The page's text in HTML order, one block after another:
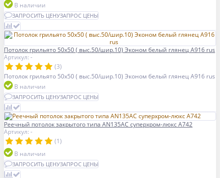
В наличии
ЗАПРОСИТЬ ЦЕНУЗАПРОС ЦЕНЫ
Потолок грильято 50х50 ( выс.50/шир.10) Эконом белый глянец А916 rus
Артикул: -
(3)
Потолок грильято 50х50 ( выс.50/шир.10) Эконом белый глянец А916 rus
В наличии
ЗАПРОСИТЬ ЦЕНУЗАПРОС ЦЕНЫ
Реечный потолок закрытого типа AN135AС суперхром-люкс А742
Артикул: -
(1)
В наличии
ЗАПРОСИТЬ ЦЕНУЗАПРОС ЦЕНЫ